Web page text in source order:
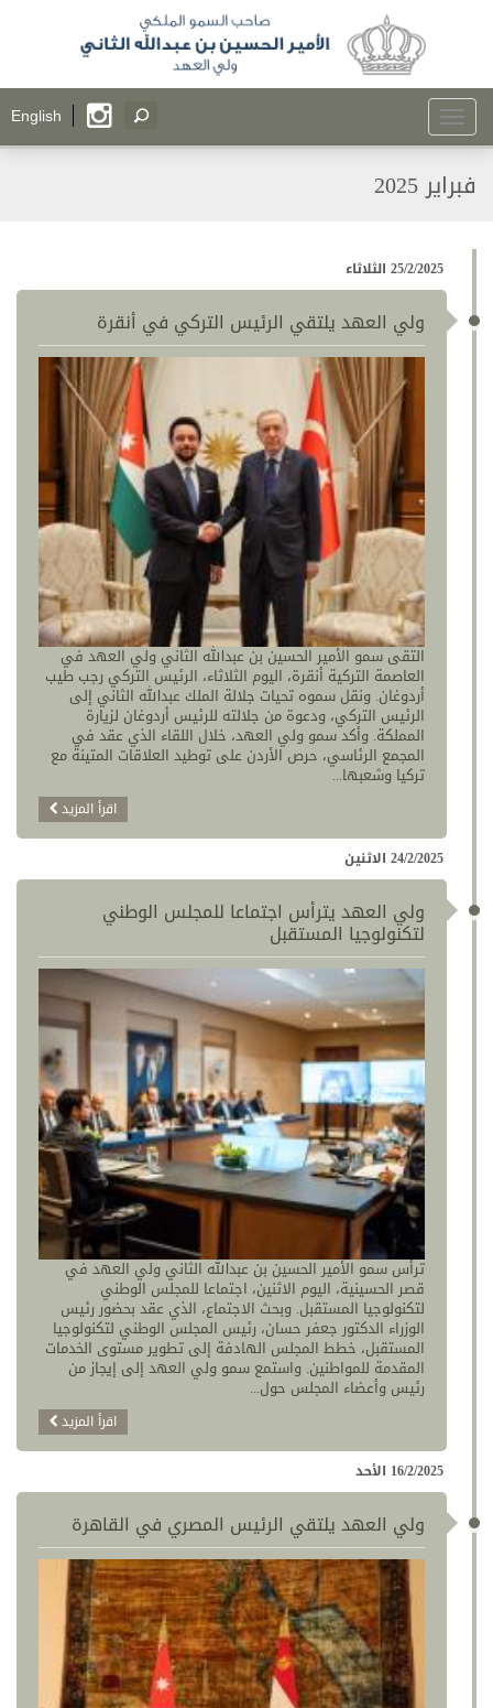
English Toggle
navigation
فبراير 2025
25/2/2025 الثلاثاء
ولي العهد يلتقي الرئيس التركي في أنقرة
التقى سمو الأمير الحسين بن عبدالله الثاني ولي العهد في
العاصمة التركية أنقرة، اليوم الثلاثاء، الرئيس التركي رجب طيب
أردوغان. ونقل سموه تحيات جلالة الملك عبدالله الثاني إلى
الرئيس التركي، ودعوة من جلالته للرئيس أردوغان لزيارة
المملكة. وأكد سمو ولي العهد، خلال اللقاء الذي عقد في
المجمع الرئاسي، حرص الأردن على توطيد العلاقات المتينة مع
تركيا وشعبها...
اقرأ المزيد
24/2/2025 الاثنين
ولي العهد يترأس اجتماعا للمجلس الوطني
لتكنولوجيا المستقبل
ترأس سمو الأمير الحسين بن عبدالله الثاني ولي العهد في
قصر الحسينية، اليوم الاثنين، اجتماعا للمجلس الوطني
لتكنولوجيا المستقبل. وبحث الاجتماع، الذي عقد بحضور رئيس
الوزراء الدكتور جعفر حسان، رئيس المجلس الوطني لتكنولوجيا
المستقبل، خطط المجلس الهادفة إلى تطوير مستوى الخدمات
المقدمة للمواطنين. واستمع سمو ولي العهد إلى إيجاز من
رئيس وأعضاء المجلس حول...
اقرأ المزيد
16/2/2025 الأحد
ولي العهد يلتقي الرئيس المصري في القاهرة